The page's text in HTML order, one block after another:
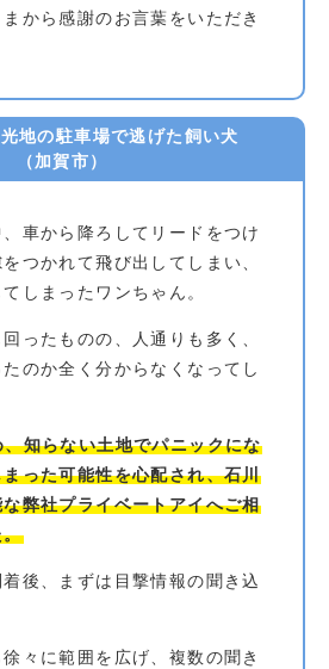
から感謝のお言葉をいただき
地の駐車場で逃げた飼い犬
（加賀市）
車から降ろしてリードをつけ
つかれて飛び出してしまい、
しまったワンちゃん。
ったものの、人通りも多く、
のか全く分からなくなってし
知らない土地でパニックにな
った可能性を心配され、石川
弊社プライベートアイへご相
。
後、まずは目撃情報の聞き込
々に範囲を広げ、複数の聞き